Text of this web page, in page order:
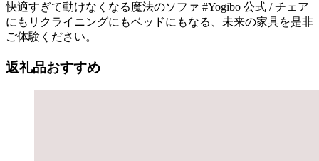
快適すぎて動けなくなる魔法のソファ #Yogibo 公式 / チェア
にもリクライニングにもベッドにもなる、未来の家具を是非
ご体験ください。
返礼品おすすめ